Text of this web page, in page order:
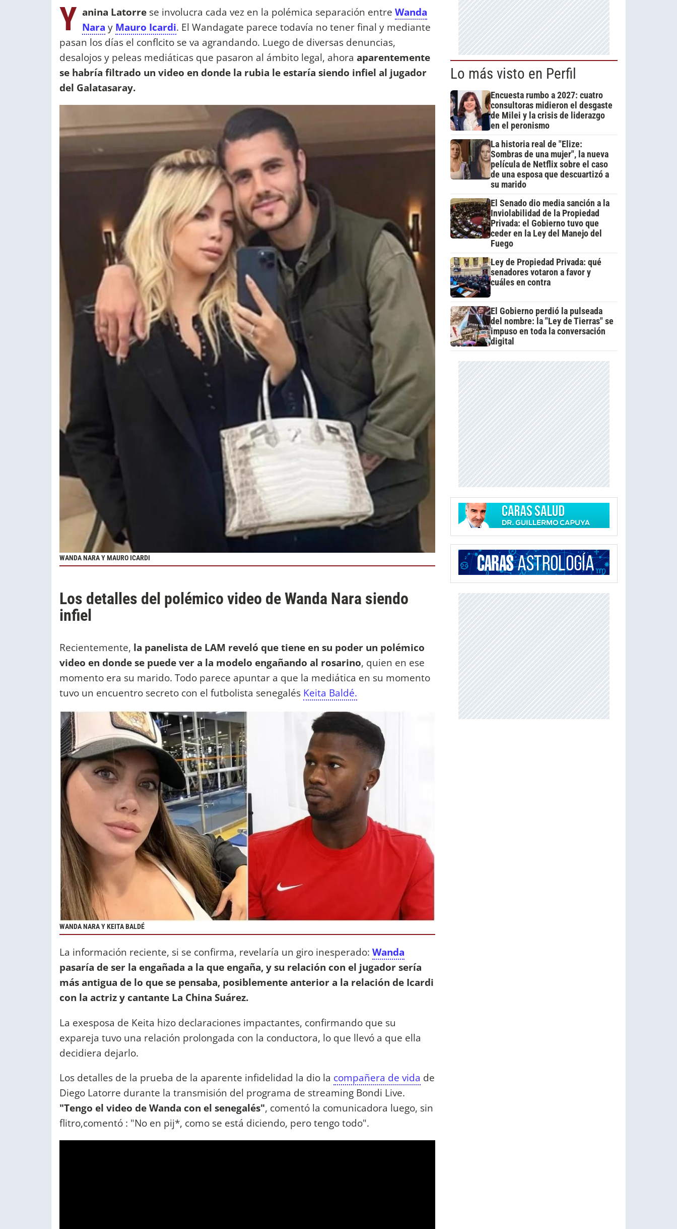
Y anina Latorre se involucra cada vez en la polémica separación entre Wanda
Nara y Mauro Icardi. El Wandagate parece todavía no tener final y mediante
pasan los días el conflcito se va agrandando. Luego de diversas denuncias,
desalojos y peleas mediáticas que pasaron al ámbito legal, ahora aparentemente
se habría filtrado un video en donde la rubia le estaría siendo infiel al jugador
del Galatasaray.
WANDA NARA Y MAURO ICARDI
Los detalles del polémico video de Wanda Nara siendo
infiel
Recientemente, la panelista de LAM reveló que tiene en su poder un polémico
video en donde se puede ver a la modelo engañando al rosarino, quien en ese
momento era su marido. Todo parece apuntar a que la mediática en su momento
tuvo un encuentro secreto con el futbolista senegalés Keita Baldé.
WANDA NARA Y KEITA BALDÉ
La información reciente, si se confirma, revelaría un giro inesperado: Wanda
pasaría de ser la engañada a la que engaña, y su relación con el jugador sería
más antigua de lo que se pensaba, posiblemente anterior a la relación de Icardi
con la actriz y cantante La China Suárez.
La exesposa de Keita hizo declaraciones impactantes, confirmando que su
expareja tuvo una relación prolongada con la conductora, lo que llevó a que ella
decidiera dejarlo.
Los detalles de la prueba de la aparente infidelidad la dio la compañera de vida de
Diego Latorre durante la transmisión del programa de streaming Bondi Live.
"Tengo el video de Wanda con el senegalés", comentó la comunicadora luego, sin
flitro,comentó : "No en pij*, como se está diciendo, pero tengo todo".
Lo más visto en Perfil
Encuesta rumbo a 2027: cuatro
consultoras midieron el desgaste
de Milei y la crisis de liderazgo
en el peronismo
La historia real de "Elize:
Sombras de una mujer", la nueva
película de Netflix sobre el caso
de una esposa que descuartizó a
su marido
El Senado dio media sanción a la
Inviolabilidad de la Propiedad
Privada: el Gobierno tuvo que
ceder en la Ley del Manejo del
Fuego
Ley de Propiedad Privada: qué
senadores votaron a favor y
cuáles en contra
El Gobierno perdió la pulseada
del nombre: la "Ley de Tierras" se
impuso en toda la conversación
digital